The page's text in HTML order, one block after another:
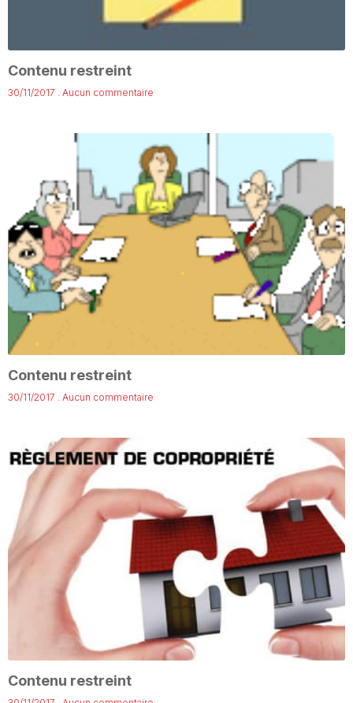
Contenu restreint
30/11/2017 Aucun commentaire
Contenu restreint
30/11/2017 Aucun commentaire
Contenu restreint